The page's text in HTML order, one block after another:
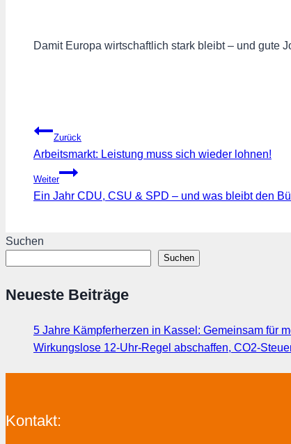
Damit Europa wirtschaftlich stark bleibt – und gute
Beitragsnavigation
Zurück
Arbeitsmarkt: Leistung muss sich wieder lohnen!
Weiter
Ein Jahr CDU, CSU & SPD – und was bleibt den
Suchen
Suchen
Neueste Beiträge
5 Jahre Kämpferherzen in Kassel: Gemeinsam für
Wirkungslose 12-Uhr-Regel abschaffen, CO2-
Kontakt: